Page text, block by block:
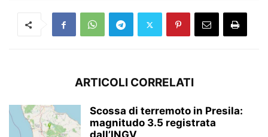
ARTICOLI CORRELATI
Scossa di terremoto in Presila:
magnitudo 3.5 registrata